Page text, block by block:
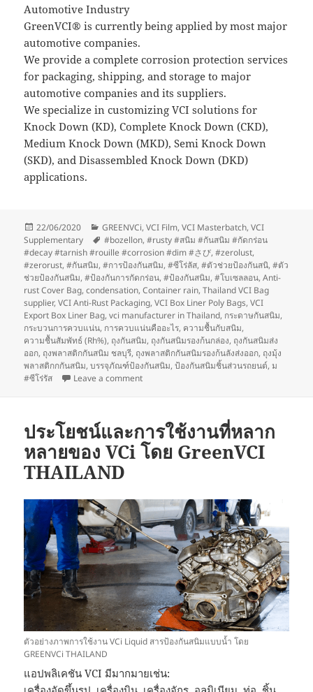
Automotive Industry
GreenVCI® is currently being applied by most major
automotive companies.
We provide a complete corrosion protection services
for packaging, shipping, and storage to major
automotive companies and its suppliers.
We specialize in customizing VCI solutions for
Knock Down (KD), Complete Knock Down (CKD),
Medium Knock Down (MKD), Semi Knock Down
(SKD), and Disassembled Knock Down (DKD)
applications.
Posted
on
22/06/2020 Categories
GREENVCi,VCI Film,VCI Masterbatch,VCI
Supplementary
Tags
#bozellon,#rusty #สนิม #กันสนิม #กัดกร่อน
#decay #tarnish #rouille #corrosion #dim #さび,#zerolust,
#zerorust,#กันสนิม,#การป้องกันสนิม,#ซีโร่ลัส,#ตัวช่วยป้องกันสนิ,#ตัว
ช่วยป้องกันสนิม,#ป้องกันการกัดกร่อน,#ป้องกันสนิม,#โบเซลลอน,Anti-
rust Cover Bag,condensation,Container rain,Thailand VCI Bag
supplier,VCI Anti-Rust Packaging,VCI Box Liner Poly Bags,VCI
Export Box Liner Bag,vci manufacturer in Thailand, กระดาษกันสนิม,
กระบวนการควบแน่น, การควบแน่นคืออะไร, ความชื้นกับสนิม,
ความชื้นสัมพัทธ์ (Rh%), ถุงกันสนิม, ถุงกันสนิมรองก้นกล่อง, ถุงกันสนิมส่ง
ออก, ถุงพลาสติกกันสนิม ชลบุรี, ถุงพลาสติกกันสนิมรองก้นลังส่งออก, ถุงมุ้ง
พลาสติกกกันสนิม,บรรจุภัณฑ์ป้องกันสนิม,ป้องกันสนิมชิ้นส่วนรถยนต์,ม
#ซีโร่รัส
Leave a commenton บริษัท GreenVCI THAILAND และอุตสาหก
ประโยชน์และการใช้งานที่หลาก
หลายของ VCi โดย GreenVCI
THAILAND
ตัวอย่างภาพการใช้งาน VCi Liquid สารป้องกันสนิมแบบน้ำ โดย
GREENVCi THAILAND
แอปพลิเคชัน VCI มีมากมายเช่น: